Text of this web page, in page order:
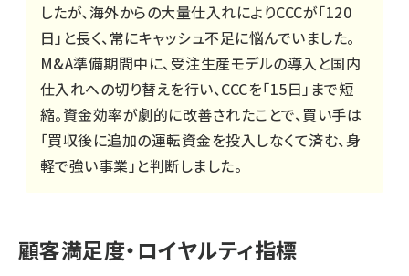
したが、海外からの大量仕入れによりCCCが「120
日」と長く、常にキャッシュ不足に悩んでいました。
M&A準備期間中に、受注生産モデルの導入と国内
仕入れへの切り替えを行い、CCCを「15日」まで短
縮。資金効率が劇的に改善されたことで、買い手は
「買収後に追加の運転資金を投入しなくて済む、身
軽で強い事業」と判断しました。
顧客満足度・ロイヤルティ指標